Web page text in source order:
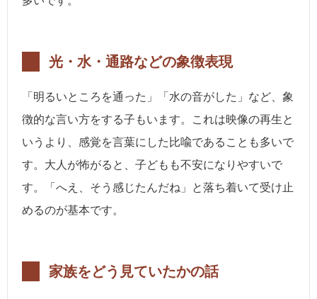
光・水・通路などの象徴表現
「明るいところを通った」「水の音がした」など、象
徴的な言い方をする子もいます。これは映像の再生と
いうより、感覚を言葉にした比喩であることも多いで
す。大人が怖がると、子どもも不安になりやすいで
す。「へえ、そう感じたんだね」と落ち着いて受け止
めるのが基本です。
家族をどう見ていたかの話